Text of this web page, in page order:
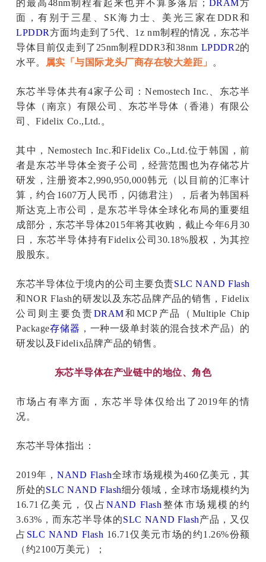
的最高48nm制程看起来也并不算多落后； DRAM方
面，有别于三星、SK海力士、美光三家在DDR和
LPDDR方面均走到了5代、1z nm制程的情况，东芯半
导体目前仅走到了25nm制程DDR3和38nm LPDDR 2的
水平。
属实「与国际龙头厂商存在较大差距」 。
东芯半导体共有4家子公司：Nemostech Inc.、东芯半
导体（南京）有限公司、东芯半导体（香港）有限公
司、Fidelix Co.,Ltd.。
其中，Nemostech Inc.和Fidelix Co.,Ltd.位于韩国，前
者是东芯半导体全资子公司，经营范围也为存储芯片
研发，注册资本2,990,950,000韩元（以目前的汇率计
算，约合1607万人民币，闪德君注），后者为韩国科
斯达克上市公司，是东芯半导体全球化布局的重要组
成部分，东芯半导体2015年将其收购，截止今年6月30
日，东芯半导体持有Fidelix公司30.18%股权，为其控
股股东。
东芯半导体位于境内的公司主要负责SLC NAND Flash
和NOR Flash的研发以及东芯品牌产品的销售，Fidelix
公司则主要负责DRAM和MCP产品（Multiple Chip
Package存储器 ，一种一级单封装的混合技术产品）的
研发以及Fidelix品牌产品的销售。
东芯半导体在产业链中的地位、角色
市场占有率方面，东芯半导体仅给出了2019年的情
况。
东芯半导体指出：
2019年，NAND Flash全球市场规模为460亿美元，其
所处的SLC NAND Flash细分领域，全球市场规模约为
16.71亿美元，仅占NAND Flash 整体市场规模的约
3.63%，而东芯半导体的SLC NAND Flash产品，又仅
占 SLC NAND Flash 16.71仅美元市场的约1.26%份额
（约2100万美元）；